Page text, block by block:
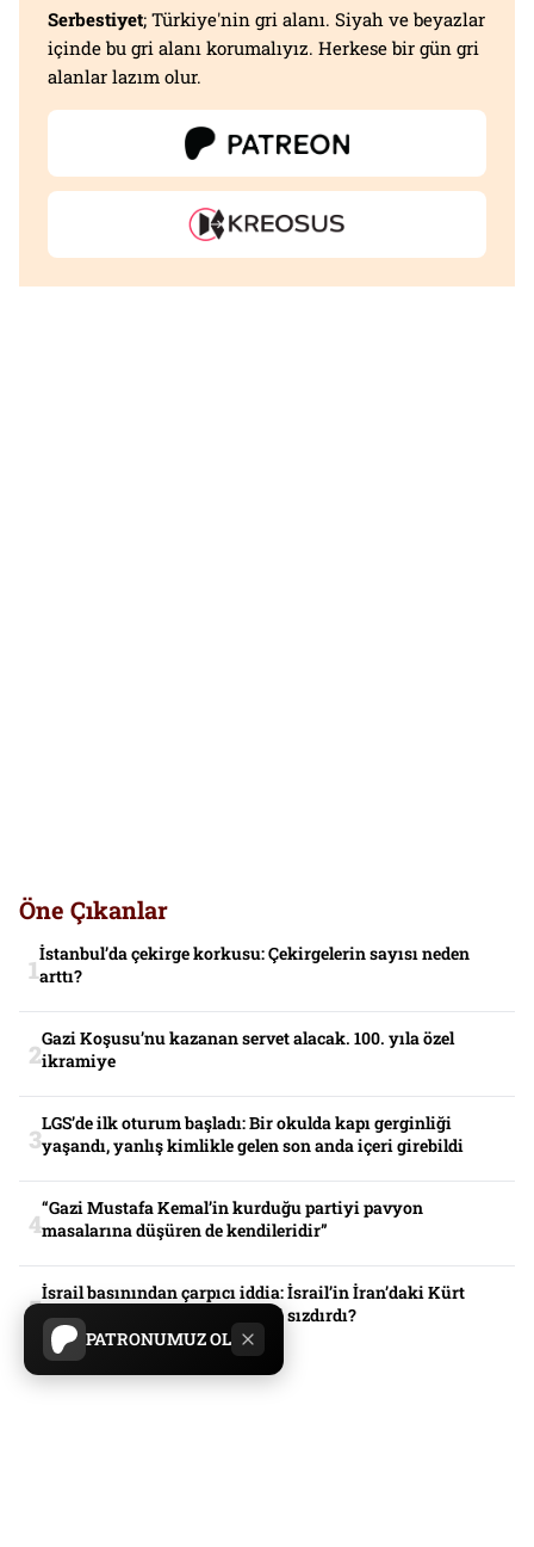
PATRONUMUZ OL
Serbestiyet; Türkiye'nin gri alanı. Siyah ve beyazlar
içinde bu gri alanı korumalıyız. Herkese bir gün gri
alanlar lazım olur.
Öne Çıkanlar
İstanbul’da çekirge korkusu: Çekirgelerin sayısı neden
arttı?
Gazi Koşusu’nu kazanan servet alacak. 100. yıla özel
ikramiye
LGS’de ilk oturum başladı: Bir okulda kapı gerginliği
yaşandı, yanlış kimlikle gelen son anda içeri girebildi
“Gazi Mustafa Kemal’in kurduğu partiyi pavyon
masalarına düşüren de kendileridir”
İsrail basınından çarpıcı iddia: İsrail’in İran’daki Kürt
planını Erdoğan’a JD Vance mi sızdırdı?